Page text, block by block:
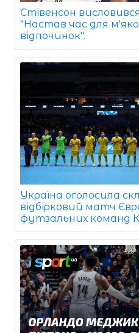
Стівенсон
"Настав час для
відпочинок".
Україна оголосила
відбірковий матч
футзальних команд